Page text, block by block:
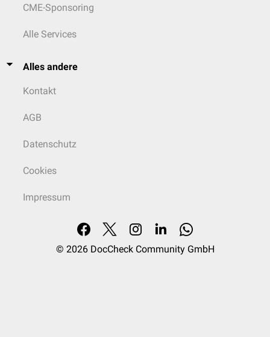
CME-Sponsoring
Alle Services
Alles andere
Kontakt
AGB
Datenschutz
Cookies
Impressum
© 2026 DocCheck Community GmbH